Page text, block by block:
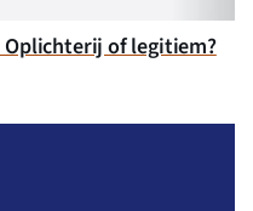
Oplichterij of legitiem?